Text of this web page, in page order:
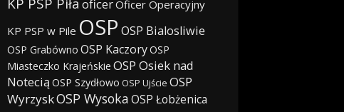
oficerOficer Operacyjny
KP PSP w Pile OSP OSP Bialosliwie
OSP Grabówno OSP KaczoryOSP
Miasteczko Krajeńskie OSP Osiek nad
Notecią OSP Szydłowo OSP Ujście OSP
WyrzyskOSP WysokaOSP Łobżenica